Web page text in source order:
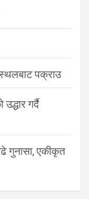
पक्राउ
गर्दै
गुनासा, एकीकृत